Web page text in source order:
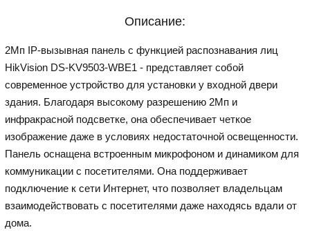
Описание:
2Мп IP-вызывная панель с функцией распознавания лиц
HikVision DS-KV9503-WBE1 - представляет собой
современное устройство для установки у входной двери
здания. Благодаря высокому разрешению 2Мп и
инфракрасной подсветке, она обеспечивает четкое
изображение даже в условиях недостаточной освещенности.
Панель оснащена встроенным микрофоном и динамиком для
коммуникации с посетителями. Она поддерживает
подключение к сети Интернет, что позволяет владельцам
взаимодействовать с посетителями даже находясь вдали от
дома.